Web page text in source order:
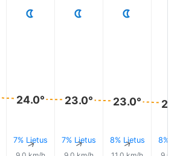
24.0°
7% Lietus
↑
23.0°
7% Lietus
↑
23.0°
8% Lietus
↑ 8%